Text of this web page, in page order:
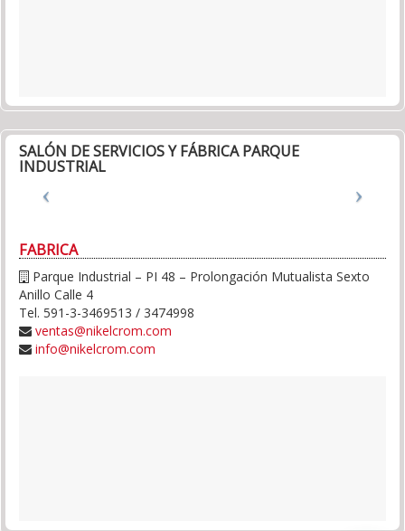
SALÓN DE SERVICIOS Y FÁBRICA PARQUE
INDUSTRIAL
FABRICA
Parque Industrial – PI 48 – Prolongación Mutualista Sexto
Anillo Calle 4
Tel. 591-3-3469513 / 3474998
ventas@nikelcrom.com
info@nikelcrom.com